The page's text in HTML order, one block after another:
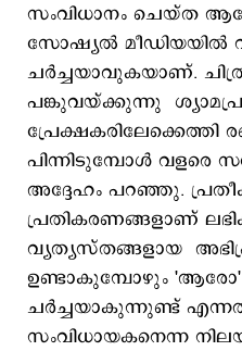
സംവിധാനം ചെയ്ത
സോഷ്യൽ മീഡിയയിൽ
ചർച്ചയാവുകയാണ്.
പങ്കുവയ്ക്കുന്നു
പ്രേക്ഷകരിലേക്കെത്തി
പിന്നിടുമ്പോൾ വളരെ
അദ്ദേഹം പറഞ്ഞു.
പ്രതികരണങ്ങളാണ്
വ്യത്യസ്തങ്ങളായ
ഉണ്ടാകുമ്പോഴും
ചർച്ചയാകുന്നുണ്ട്
സംവിധായകനെന്ന